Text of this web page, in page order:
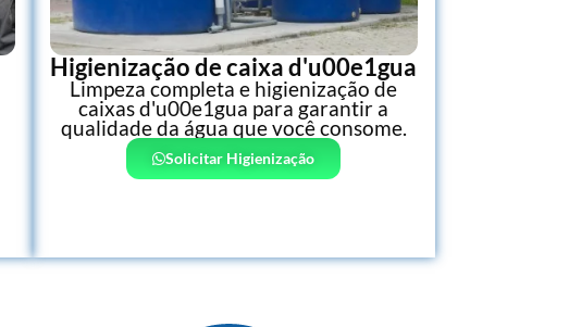
Higienização de caixa d'u00e1gua
Limpeza completa e higienização de
caixas d'u00e1gua para garantir a
qualidade da água que você consome.
Solicitar Higienização